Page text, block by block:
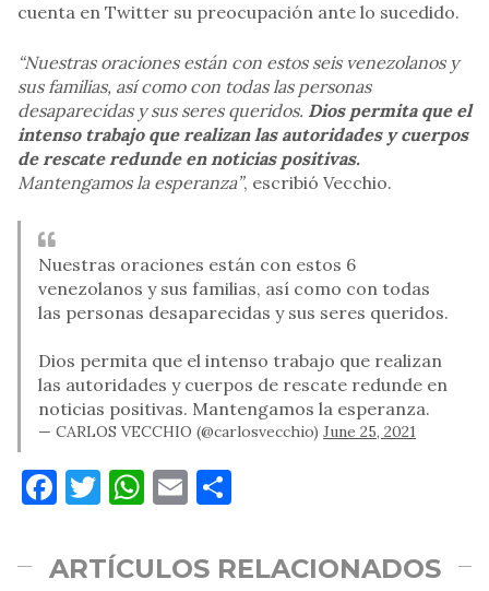
cuenta en Twitter su preocupación ante lo sucedido.
“Nuestras oraciones están con estos seis venezolanos y
sus familias, así como con todas las personas
desaparecidas y sus seres queridos. Dios permita que el
intenso trabajo que realizan las autoridades y cuerpos
de rescate redunde en noticias positivas.
Mantengamos la esperanza”, escribió Vecchio.
Nuestras oraciones están con estos 6
venezolanos y sus familias, así como con todas
las personas desaparecidas y sus seres queridos.
Dios permita que el intenso trabajo que realizan
las autoridades y cuerpos de rescate redunde en
noticias positivas. Mantengamos la esperanza.
— CARLOS VECCHIO (@carlosvecchio) June 25, 2021
Facebook
Twitter
WhatsApp
Email
ARTÍCULOS RELACIONADOS